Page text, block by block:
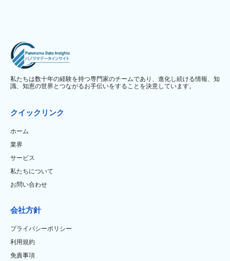
私たちは数十年の経験を持つ専門家のチームであり、進化し続ける情報、知
識、知恵の世界とつながるお手伝いをすることを決意しています。
クイックリンク
ホーム
業界
サービス
私たちについて
お問い合わせ
会社方針
プライバシーポリシー
利用規約
免責事項